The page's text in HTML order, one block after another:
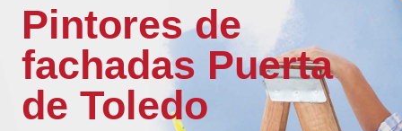
Pintores de
fachadas Puerta
de Toledo